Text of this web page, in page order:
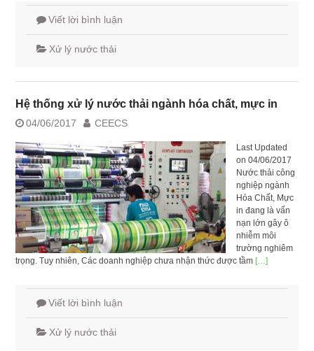
Viết lời bình luận
Xử lý nước thải
Hệ thống xử lý nước thải ngành hóa chất, mực in
04/06/2017 CEECS
Last Updated
on 04/06/2017
Nước thải công
nghiệp ngành
Hóa Chất, Mực
in đang là vấn
nạn lớn gây ô
nhiễm môi
trường nghiêm
trọng. Tuy nhiên, Các doanh nghiệp chưa nhận thức được tầm […]
Viết lời bình luận
Xử lý nước thải